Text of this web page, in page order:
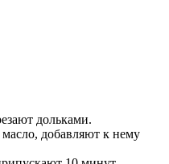
дольками.
добавляют к нему